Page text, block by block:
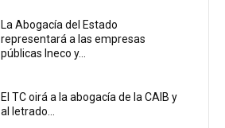
La Abogacía del Estado
representará a las empresas
públicas Ineco y...
El TC oirá a la abogacía de la CAIB y
al letrado...